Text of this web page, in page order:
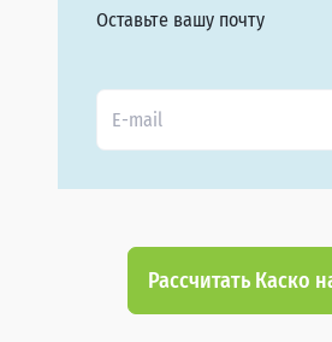
Оставьте вашу почту
Рассчитать Каско